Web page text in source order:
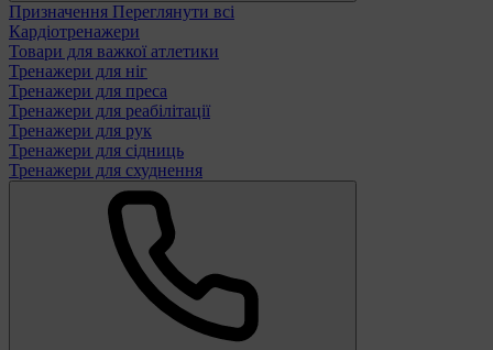
Призначення Переглянути всі
Кардіотренажери
Товари для важкої атлетики
Тренажери для ніг
Тренажери для преса
Тренажери для реабілітації
Тренажери для рук
Тренажери для сідниць
Тренажери для схуднення